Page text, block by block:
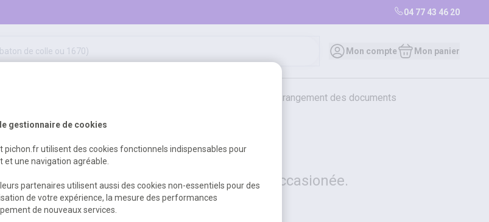
04 77 43 46 20
Mon compte Mon panier
bureautique et rangement des documents
1er secours outils, travaux & entretien
Serveur...
Veuillez nous excuser pour la gêne occasionée.
gestionnaire de cookies
pichon.fr utilisent des cookies fonctionnels indispensables pour
et une navigation agréable.
partenaires utilisent aussi des cookies non-essentiels pour des
de votre expérience, la mesure des performances
de nouveaux services.